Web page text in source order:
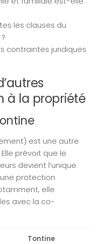
les clauses du
contraintes juridiques
à la propriété
est une autre
prévoit que le
devient l’unique
protection
elle
avec la co-
Tontine